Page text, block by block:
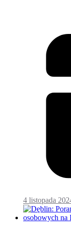
4 listopada